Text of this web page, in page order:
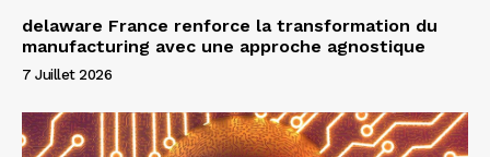
delaware France renforce la transformation du
manufacturing avec une approche agnostique
7 Juillet 2026